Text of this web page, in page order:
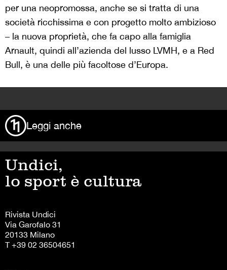
per una neopromossa, anche se si tratta di una
società ricchissima e con progetto molto ambizioso
– la nuova proprietà, che fa capo alla famiglia
Arnault, quindi all’azienda del lusso LVMH, e a Red
Bull, è una delle più facoltose d’Europa.
Leggi anche
Undici,
lo sport è cultura
Rivista Undici
Via Garofalo 31
20133 Milano
T +39 02 36504651